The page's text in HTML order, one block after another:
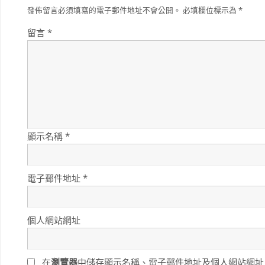
發佈留言必須填寫的電子郵件地址不會公開。 必填欄位標示為 *
留言 *
顯示名稱 *
電子郵件地址 *
個人網站網址
在瀏覽器中儲存顯示名稱、電子郵件地址及個人網站網